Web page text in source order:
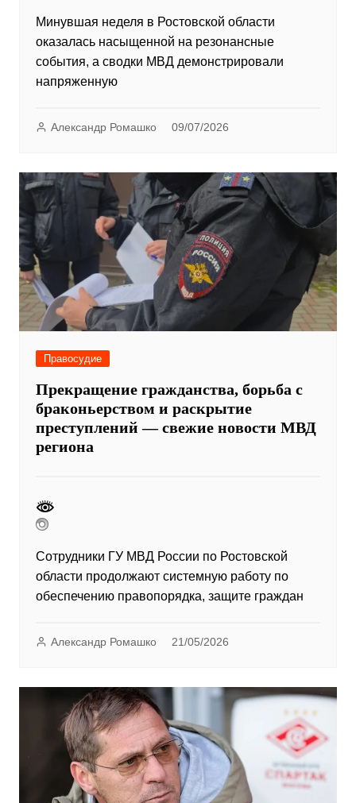
Минувшая неделя в Ростовской области
оказалась насыщенной на резонансные
события, а сводки МВД демонстрировали
напряженную
Александр Ромашко 09/07/2026
Правосудие
Прекращение гражданства, борьба с
браконьерством и раскрытие
преступлений — свежие новости МВД
региона
Сотрудники ГУ МВД России по Ростовской
области продолжают системную работу по
обеспечению правопорядка, защите граждан
Александр Ромашко 21/05/2026